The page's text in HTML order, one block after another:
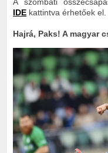
IDE kattintva érhetőek el.
Hajrá, Paks! A magyar